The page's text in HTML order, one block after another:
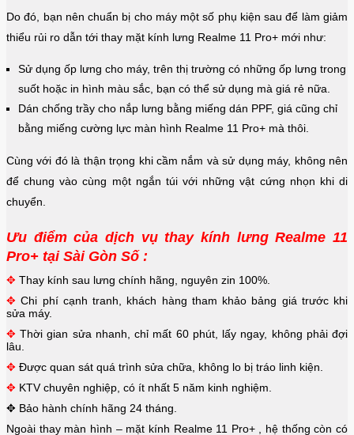
Do đó, bạn nên chuẩn bị cho máy một số phụ kiện sau để làm giảm
thiểu rủi ro dẫn tới thay mặt kính lưng Realme 11 Pro+ mới như:
Sử dụng ốp lưng cho máy, trên thị trường có những ốp lưng trong
suốt hoặc in hình màu sắc, bạn có thể sử dụng mà giá rẻ nữa.
Dán chống trầy cho nắp lưng bằng miếng dán PPF, giá cũng chỉ
bằng miếng cường lực màn hình Realme 11 Pro+ mà thôi.
Cùng với đó là thận trọng khi cầm nắm và sử dụng máy, không nên
để chung vào cùng một ngắn túi với những vật cứng nhọn khi di
chuyển.
Ưu điểm của dịch vụ thay kính lưng Realme 11
Pro+ tại Sài Gòn Số :
✥ Thay kính sau lưng chính hãng, nguyên zin 100%.
✥ Chi phí cạnh tranh, khách hàng tham khảo bảng giá trước khi
sửa máy.
✥ Thời gian sửa nhanh, chỉ mất 60 phút, lấy ngay, không phải đợi
lâu.
✥ Được quan sát quá trình sửa chữa, không lo bị tráo linh kiện.
✥ KTV chuyên nghiệp, có ít nhất 5 năm kinh nghiệm.
✥ Bảo hành chính hãng 24 tháng.
Ngoài thay màn hình – mặt kính Realme 11 Pro+ , hệ thống còn có